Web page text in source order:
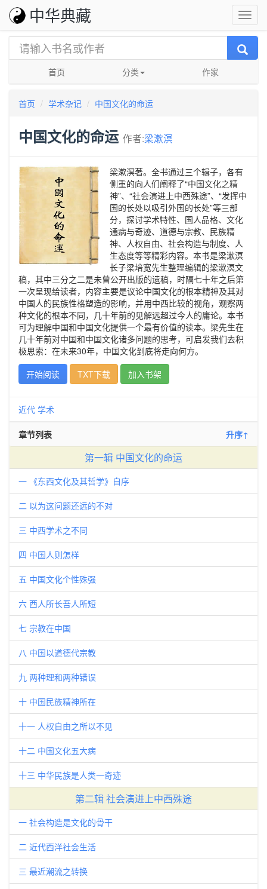
中华典藏
首页 分类 作家
首页 学术杂记 中国文化的命运
中国文化的命运 作者:梁漱溟
梁漱溟著。全书通过三个辑子，各有
侧重的向人们阐释了“中国文化之精
神”、“社会演进上中西殊途”、“发挥中
国的长处以吸引外国的长处”等三部
分，探讨学术特性、国人品格、文化
通病与奇迹、道德与宗教、民族精
神、人权自由、社会构造与制度、人
生态度等等精彩内容。本书是梁漱溟
长子梁培宽先生整理编辑的梁漱溟文
稿，其中三分之二是未曾公开出版的遗稿，时隔七十年之后第
一次呈现给读者，内容主要是议论中国文化的根本精神及其对
中国人的民族性格塑造的影响，并用中西比较的视角，观察两
种文化的根本不同，几十年前的见解远超过今人的庸论。本书
可为理解中国和中国文化提供一个最有价值的读本。梁先生在
几十年前对中国和中国文化诸多问题的思考，可启发我们去积
极思索：在未来30年，中国文化到底将走向何方。
开始阅读
TXT下载 加入书架
近代 学术
章节列表 升序↑
第一辑 中国文化的命运
一 《东西文化及其哲学》自序
二 以为这问题还远的不对
三 中西学术之不同
四 中国人则怎样
五 中国文化个性殊强
六 西人所长吾人所短
七 宗教在中国
八 中国以道德代宗教
九 两种理和两种错误
十 中国民族精神所在
十一 人权自由之所以不见
十二 中国文化五大病
十三 中华民族是人类一奇迹
第二辑 社会演进上中西殊途
一 社会构造是文化的骨干
二 近代西洋社会生活
三 最近潮流之转换